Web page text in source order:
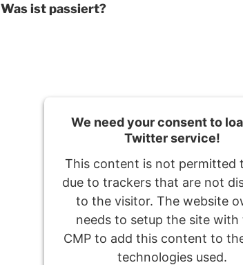
Was ist passiert?
We need your consent to
Twitter service!
This content is not permitted
due to trackers that are not
to the visitor. The website
needs to setup the site with
CMP to add this content to
technologies used.